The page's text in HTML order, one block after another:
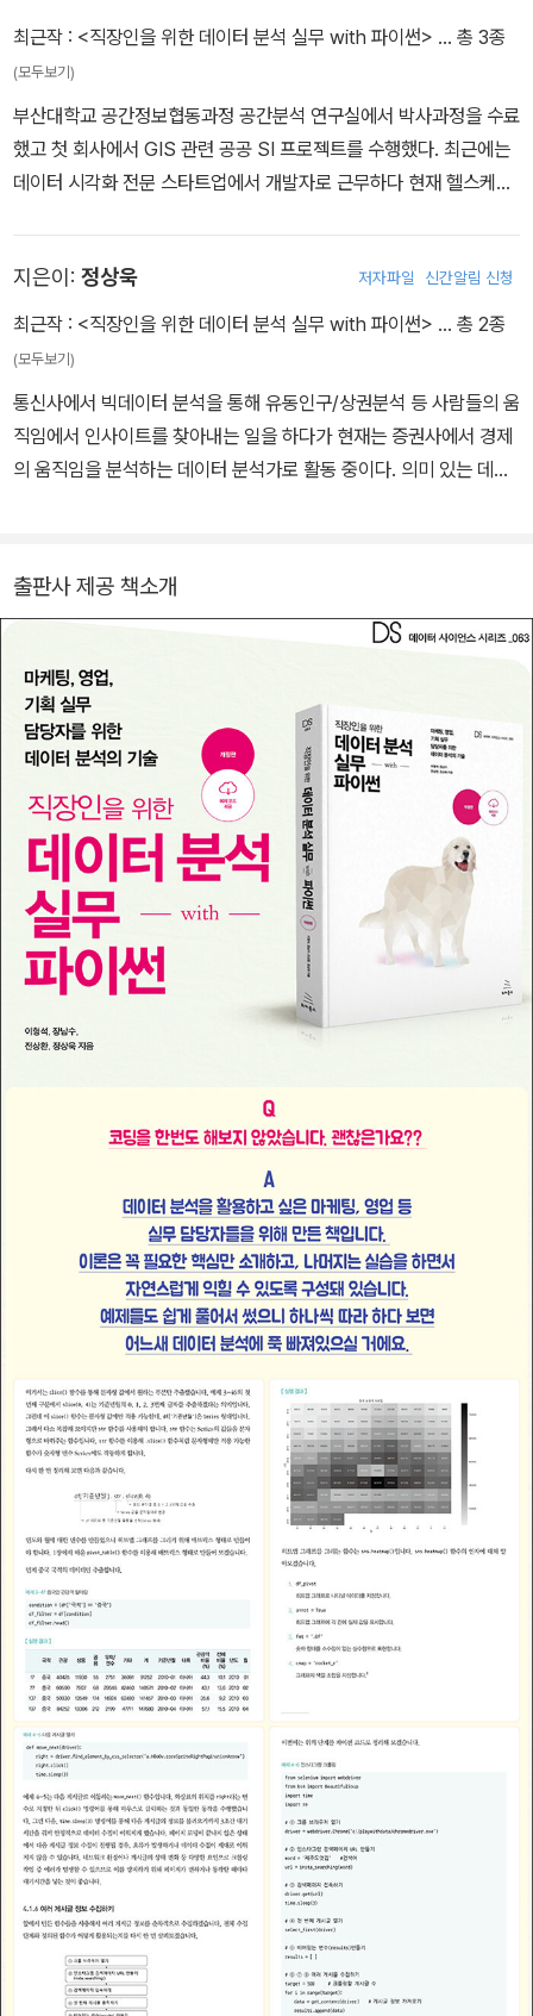
블로그에 내용을 정리하고 있다. 다양한 사람들과 함께 이야기하고
정보나 노하우를 공유하고, 문제 해결에 대해 고민하는 것을 좋아해
최근작 : <직장인을 위한 데이터 분석 실무 with 파이썬> … 총 3종
(모두보기)
부산대학교 공간정보협동과정 공간분석 연구실에서 박사과정을 수료
했고 첫 회사에서 GIS 관련 공공 SI 프로젝트를 수행했다. 최근에는
데이터 시각화 전문 스타트업에서 개발자로 근무하다 현재 헬스케어
간 데이터 시각화 연구를 진행 중이다. 언젠가 공간데이터 수집, 분석,
시각화 웹 플랫폼 서비스를 구축하는 것이 목표다.
지은이: 정상욱 저자파일 신간알림 신청
최근작 : <직장인을 위한 데이터 분석 실무 with 파이썬> … 총 2종
(모두보기)
통신사에서 빅데이터 분석을 통해 유동인구/상권분석 등 사람들의 움
직임에서 인사이트를 찾아내는 일을 하다가 현재는 증권사에서 경제
의 움직임을 분석하는 데이터 분석가로 활동 중이다. 의미 있는 데이
출판사 제공 책소개